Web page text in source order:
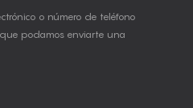
o número de teléfono
podamos enviarte una